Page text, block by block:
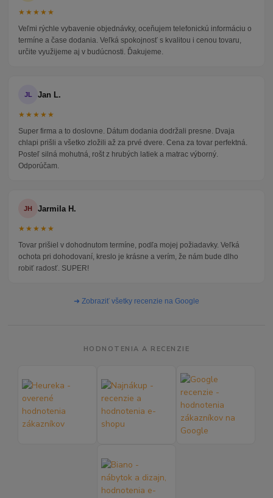
★★★★★
Veľmi rýchle vybavenie objednávky, oceňujem telefonickú informáciu o
termíne a čase dodania. Veľká spokojnosť s kvalitou i cenou tovaru,
určite využijeme aj v budúcnosti. Ďakujeme.
JL Jan L.
★★★★★
Super firma a to doslovne. Dátum dodania dodržali presne. Dvaja
chlapi prišli a všetko zložili až za prvé dvere. Cena za tovar perfektná.
Posteľ silná mohutná, rošt z hrubých latiek a matrac výborný.
Odporúčam.
JH Jarmila H.
★★★★★
Tovar prišiel v dohodnutom termíne, podľa mojej požiadavky. Veľká
ochota pri dohodovaní, kreslo je krásne a verím, že nám bude dlho
robiť radosť. SUPER!
➜ Zobraziť všetky recenzie na Google
HODNOTENIA A RECENZIE